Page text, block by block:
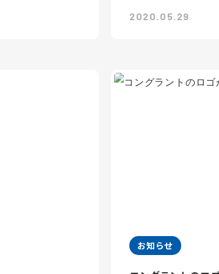
2020.05.29
お知らせ